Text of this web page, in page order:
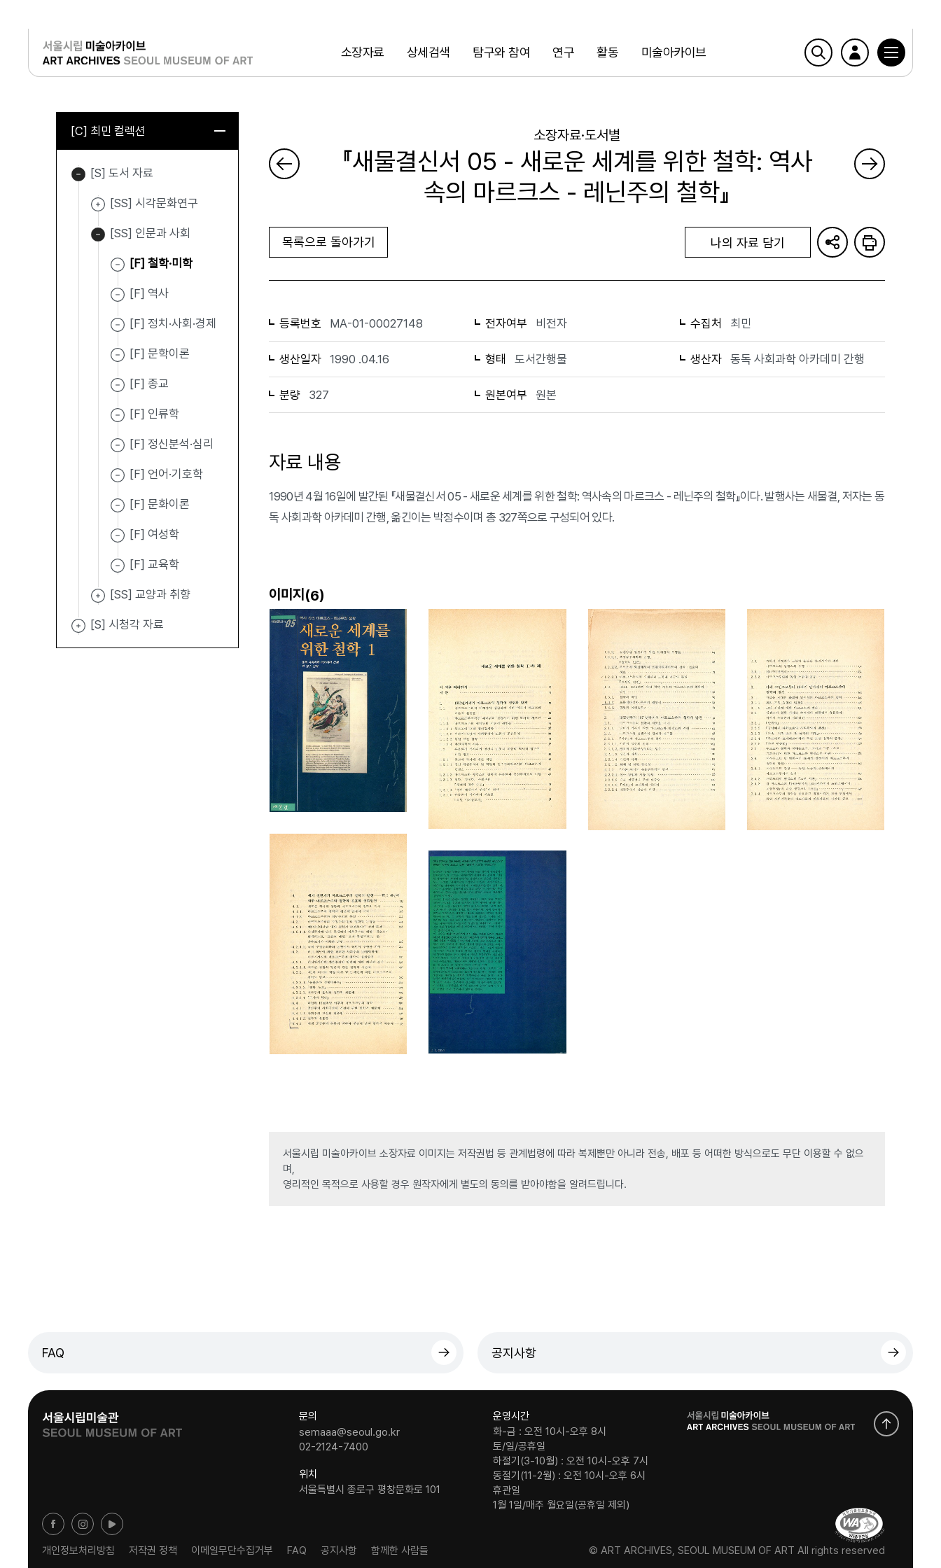
소장자료 상세검색 탐구와 참여 연구 활동 미술아카이브
검색
로그인
[C] 최민 컬렉션
[S] 도서 자료
[SS] 시각문화연구
[SS] 인문과 사회
[F] 철학·미학
[F] 역사
[F] 정치·사회·경제
[F] 문학이론
[F] 종교
[F] 인류학
[F] 정신분석·심리
[F] 언어·기호학
[F] 문화이론
[F] 여성학
[F] 교육학
[SS] 교양과 취향
[S] 시청각 자료
소장자료·도서별
『새물결신서 05 - 새로운 세계를 위한 철학: 역사
속의 마르크스 - 레닌주의 철학』
목록으로 돌아가기 나의 자료 담기
등록번호 MA-01-00027148 전자여부 비전자 수집처 최민
생산일자 1990 .04.16 형태 도서간행물 생산자 동독 사회과학 아카데미 간행
분량 327 원본여부 원본
자료 내용
1990년 4월 16일에 발간된 『새물결신서 05 - 새로운 세계를 위한 철학: 역사속의 마르크스 - 레닌주의 철학』이다. 발행사는 새물결, 저자는 동
독 사회과학 아카데미 간행, 옮긴이는 박정수이며 총 327쪽으로 구성되어 있다.
이미지(6)
서울시립 미술아카이브 소장자료 이미지는 저작권법 등 관계법령에 따라 복제뿐만 아니라 전송, 배포 등 어떠한 방식으로도 무단 이용할 수 없으
며,
영리적인 목적으로 사용할 경우 원작자에게 별도의 동의를 받아야함을 알려드립니다.
FAQ 공지사항
문의
semaaa@seoul.go.kr
02-2124-7400
위치
서울특별시 종로구 평창문화로 101
운영시간
화-금 : 오전 10시-오후 8시
토/일/공휴일
하절기(3-10월) : 오전 10시-오후 7시
동절기(11-2월) : 오전 10시-오후 6시
휴관일
1월 1일/매주 월요일(공휴일 제외)
로
고
개인정보처리방침 저작권 정책 이메일무단수집거부 FAQ 공지사항 함께한 사람들 © ART ARCHIVES, SEOUL MUSEUM OF ART All rights reserved